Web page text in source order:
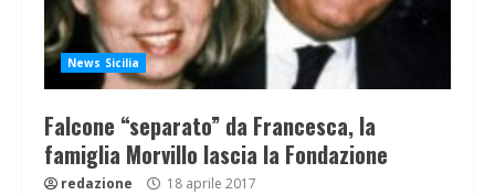
News Sicilia
Falcone “separato” da Francesca, la
famiglia Morvillo lascia la Fondazione
redazione 18 aprile 2017